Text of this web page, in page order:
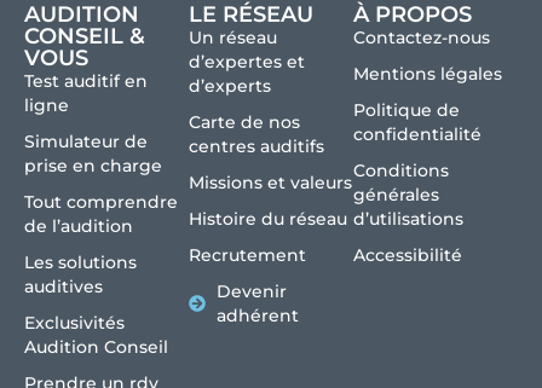
AUDITION
CONSEIL &
VOUS
Test auditif en
ligne
Simulateur de
prise en charge
Tout comprendre
de l’audition
Les solutions
auditives
Exclusivités
Audition Conseil
LE RÉSEAU
Un réseau
d’expertes et
d’experts
Carte de nos
centres auditifs
Missions et valeurs
Histoire du réseau
Recrutement
Devenir
adhérent
À PROPOS
Contactez-nous
Mentions légales
Politique de
confidentialité
Conditions
générales
d’utilisations
Accessibilité